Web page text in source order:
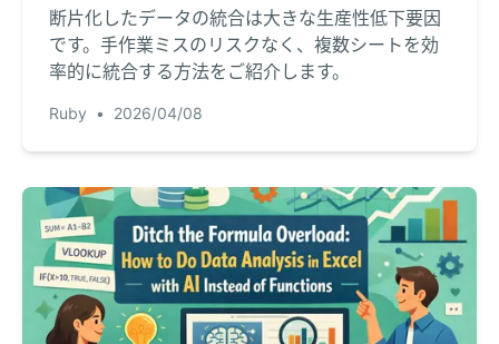
断片化したデータの統合は大きな生産性低下要因
です。手作業ミスのリスクなく、複数シートを効
率的に統合する方法をご紹介します。
Ruby • 2026/04/08